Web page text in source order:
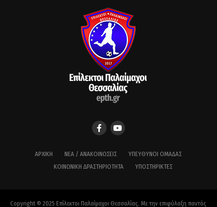
ΑΡΧΙΚΉ ΝΈΑ / ΑΝΑΚΟΙΝΏΣΕΙΣ
ΥΠΕΎΘΥΝΟΙ ΟΜΆΔΑΣ
ΚΟΙΝΩΝΙΚΉ ΔΡΑΣΤΗΡΙΌΤΗΤΑ
ΥΠΟΣΤΗΡΙΚΤΈΣ
Copyright © 2025 Επίλεκτοι Παλαίμαχοι Θεσσαλίας. Με την επιφύλαξη παντός